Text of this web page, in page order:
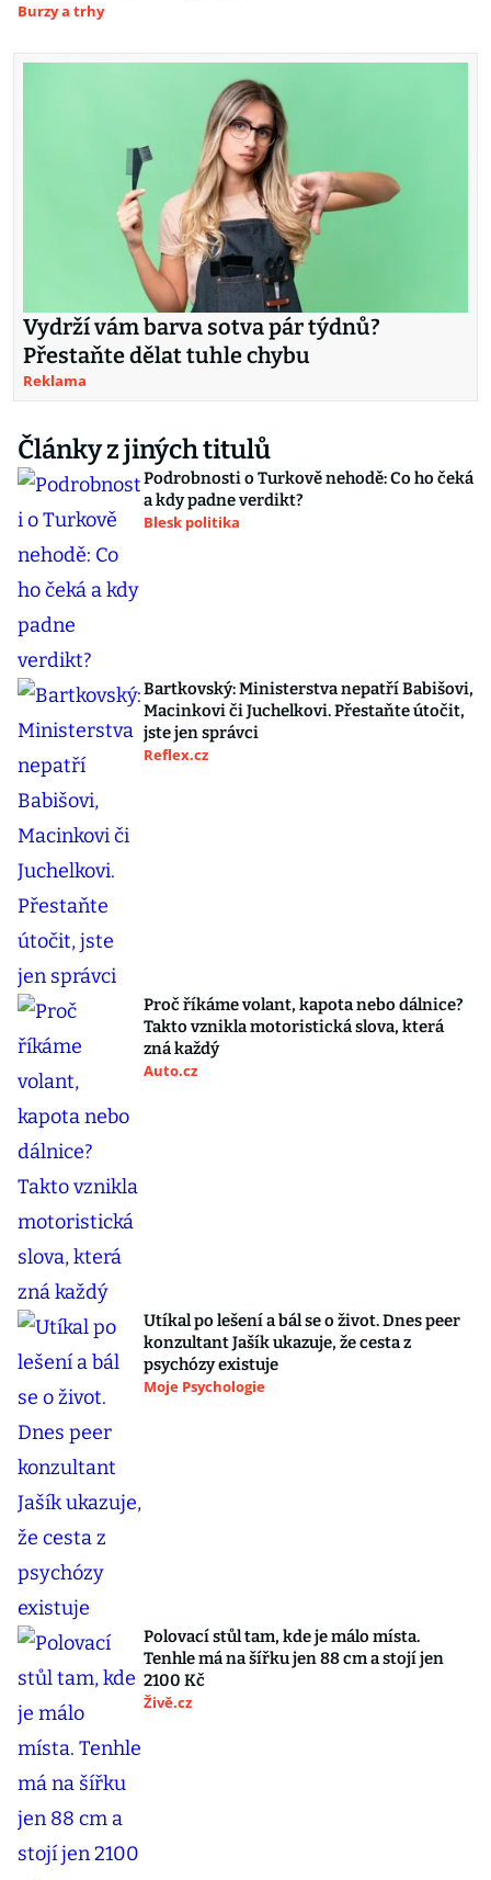
Burzy a trhy
Vydrží vám barva sotva pár týdnů?
Přestaňte dělat tuhle chybu
Reklama
Články z jiných titulů
Podrobnosti o Turkově nehodě: Co ho čeká
a kdy padne verdikt?
Blesk politika
Bartkovský: Ministerstva nepatří Babišovi,
Macinkovi či Juchelkovi. Přestaňte útočit,
jste jen správci
Reflex.cz
Proč říkáme volant, kapota nebo dálnice?
Takto vznikla motoristická slova, která
zná každý
Auto.cz
Utíkal po lešení a bál se o život. Dnes peer
konzultant Jašík ukazuje, že cesta z
psychózy existuje
Moje Psychologie
Polovací stůl tam, kde je málo místa.
Tenhle má na šířku jen 88 cm a stojí jen
2100 Kč
Živě.cz